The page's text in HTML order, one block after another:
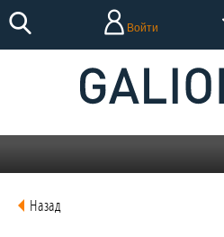
Войти
Назад